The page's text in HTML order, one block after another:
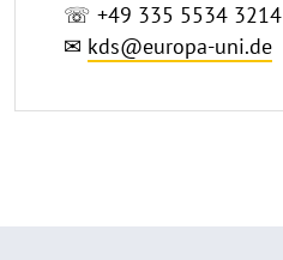
☏ +49 335 5534 3214
✉ kds@europa-uni.de